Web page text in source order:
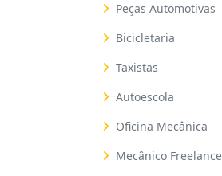
Peças Automotivas
Bicicletaria
Taxistas
Autoescola
Oficina Mecânica
Mecânico Freelance